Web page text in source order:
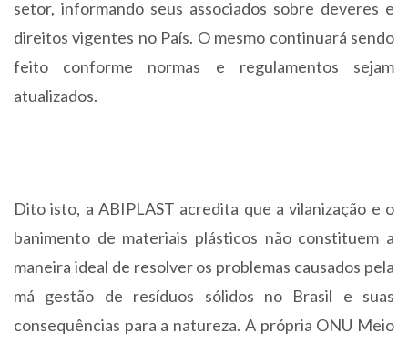
setor, informando seus associados sobre deveres e
direitos vigentes no País. O mesmo continuará sendo
feito conforme normas e regulamentos sejam
atualizados.
Dito isto, a ABIPLAST acredita que a vilanização e o
banimento de materiais plásticos não constituem a
maneira ideal de resolver os problemas causados pela
má gestão de resíduos sólidos no Brasil e suas
consequências para a natureza. A própria ONU Meio